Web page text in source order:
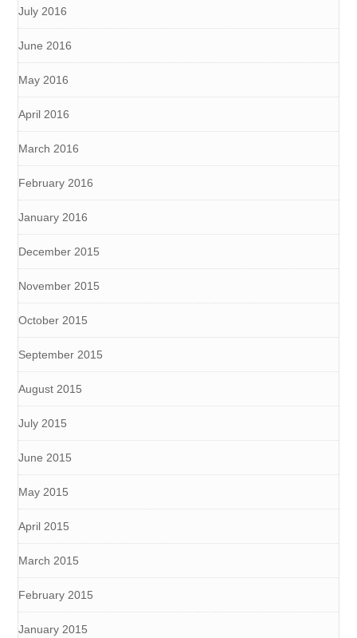
July 2016
June 2016
May 2016
April 2016
March 2016
February 2016
January 2016
December 2015
November 2015
October 2015
September 2015
August 2015
July 2015
June 2015
May 2015
April 2015
March 2015
February 2015
January 2015